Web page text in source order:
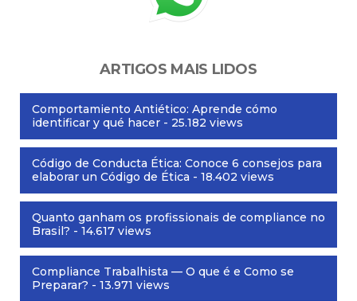
ARTIGOS MAIS LIDOS
Comportamiento Antiético: Aprende cómo
identificar y qué hacer - 25.182 views
Código de Conducta Ética: Conoce 6 consejos para
elaborar un Código de Ética - 18.402 views
Quanto ganham os profissionais de compliance no
Brasil? - 14.617 views
Compliance Trabalhista — O que é e Como se
Preparar? - 13.971 views